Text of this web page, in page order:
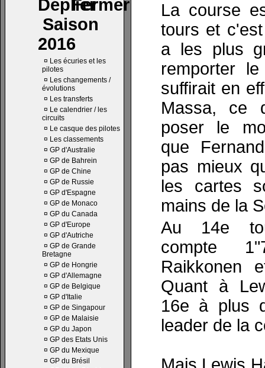
Saison
2016
¤ Les écuries et les
pilotes
¤ Les changements /
évolutions
¤ Les transferts
¤ Le calendrier / les
circuits
¤ Le casque des pilotes
¤ Les classements
¤ GP d'Australie
¤ GP de Bahrein
¤ GP de Chine
¤ GP de Russie
¤ GP d'Espagne
¤ GP de Monaco
¤ GP du Canada
¤ GP d'Europe
¤ GP d'Autriche
¤ GP de Grande
Bretagne
¤ GP de Hongrie
¤ GP d'Allemagne
¤ GP de Belgique
¤ GP d'Italie
¤ GP de Singapour
¤ GP de Malaisie
¤ GP du Japon
¤ GP des Etats Unis
¤ GP du Mexique
¤ GP du Brésil
La course
tours et
a les plus
remporter
suffirait en
Massa, ce
poser le
que
pas mieux
les cartes
mains de la
Au 14e
compte
Raikkonen
Quant à
16e à plus
leader de la